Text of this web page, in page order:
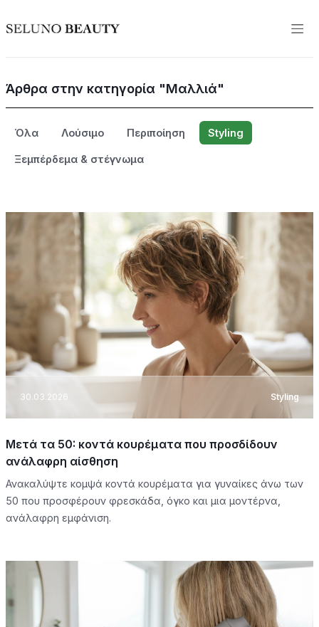
Άρθρα στην κατηγορία "Μαλλιά"
Όλα Λούσιμο Περιποίηση Styling
Ξεμπέρδεμα & στέγνωμα
30.03.2026 Styling
Μετά τα 50: κοντά κουρέματα που προσδίδουν
ανάλαφρη αίσθηση
Ανακαλύψτε κομψά κοντά κουρέματα για γυναίκες άνω των
50 που προσφέρουν φρεσκάδα, όγκο και μια μοντέρνα,
ανάλαφρη εμφάνιση.